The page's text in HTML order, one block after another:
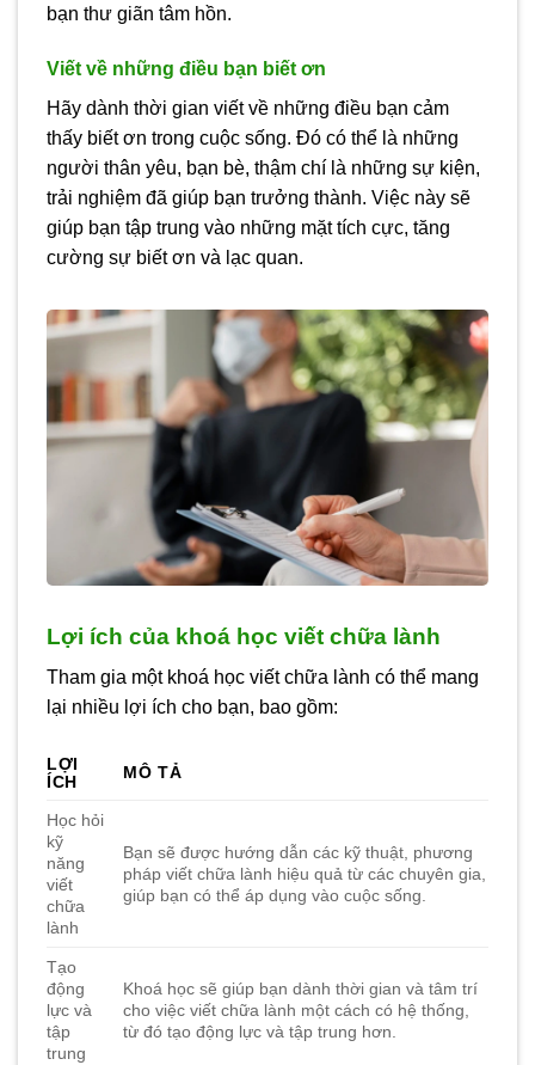
bạn thư giãn tâm hồn.
Viết về những điều bạn biết ơn
Hãy dành thời gian viết về những điều bạn cảm
thấy biết ơn trong cuộc sống. Đó có thể là những
người thân yêu, bạn bè, thậm chí là những sự kiện,
trải nghiệm đã giúp bạn trưởng thành. Việc này sẽ
giúp bạn tập trung vào những mặt tích cực, tăng
cường sự biết ơn và lạc quan.
Lợi ích của khoá học viết chữa lành
Tham gia một khoá học viết chữa lành có thể mang
lại nhiều lợi ích cho bạn, bao gồm:
LỢI
ÍCH
MÔ TẢ
Học hỏi
kỹ
năng
viết
chữa
lành
Bạn sẽ được hướng dẫn các kỹ thuật, phương
pháp viết chữa lành hiệu quả từ các chuyên gia,
giúp bạn có thể áp dụng vào cuộc sống.
Tạo
động
lực và
tập
trung
Khoá học sẽ giúp bạn dành thời gian và tâm trí
cho việc viết chữa lành một cách có hệ thống,
từ đó tạo động lực và tập trung hơn.